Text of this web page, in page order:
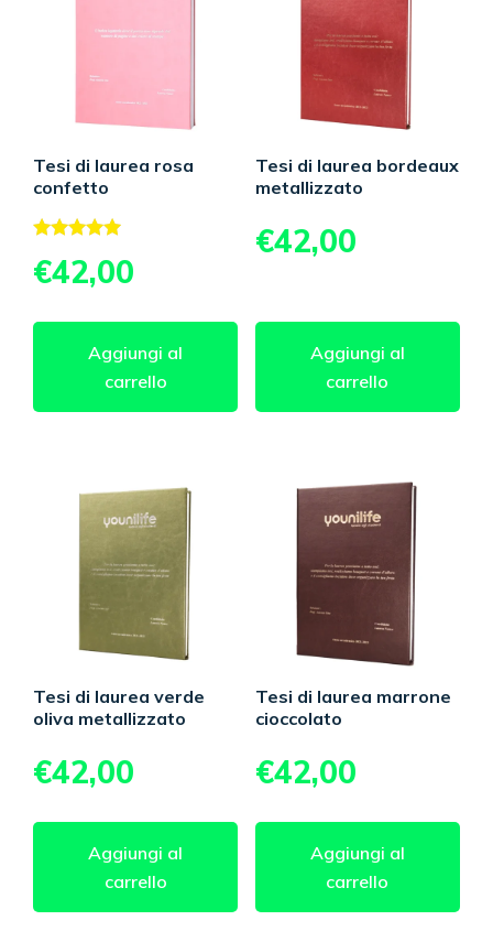
Tesi di laurea rosa
confetto
5.00
su 5
€42,00
Aggiungi al
carrello
Tesi di laurea bordeaux
metallizzato
€42,00
Aggiungi al
carrello
Tesi di laurea verde
oliva metallizzato
€42,00
Aggiungi al
carrello
Tesi di laurea marrone
cioccolato
€42,00
Aggiungi al
carrello